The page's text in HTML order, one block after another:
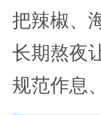
把辣椒、
长期熬夜
规范作息